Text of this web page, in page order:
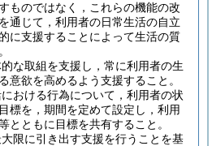
ものではなく，これらの機能の改
通じて，利用者の日常生活の自立
に支援することによって生活の質
な取組を支援し，常に利用者の生
意欲を高めるよう支援すること。
おける行為について，利用者の状
標を，期間を定めて設定し，利用
とともに目標を共有すること。
限に引き出す支援を行うことを基